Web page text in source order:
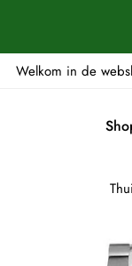
Welkom in de